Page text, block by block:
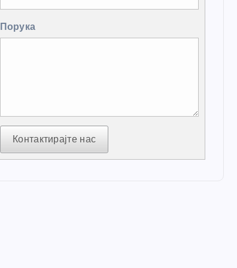
Порука
Контактирајте нас